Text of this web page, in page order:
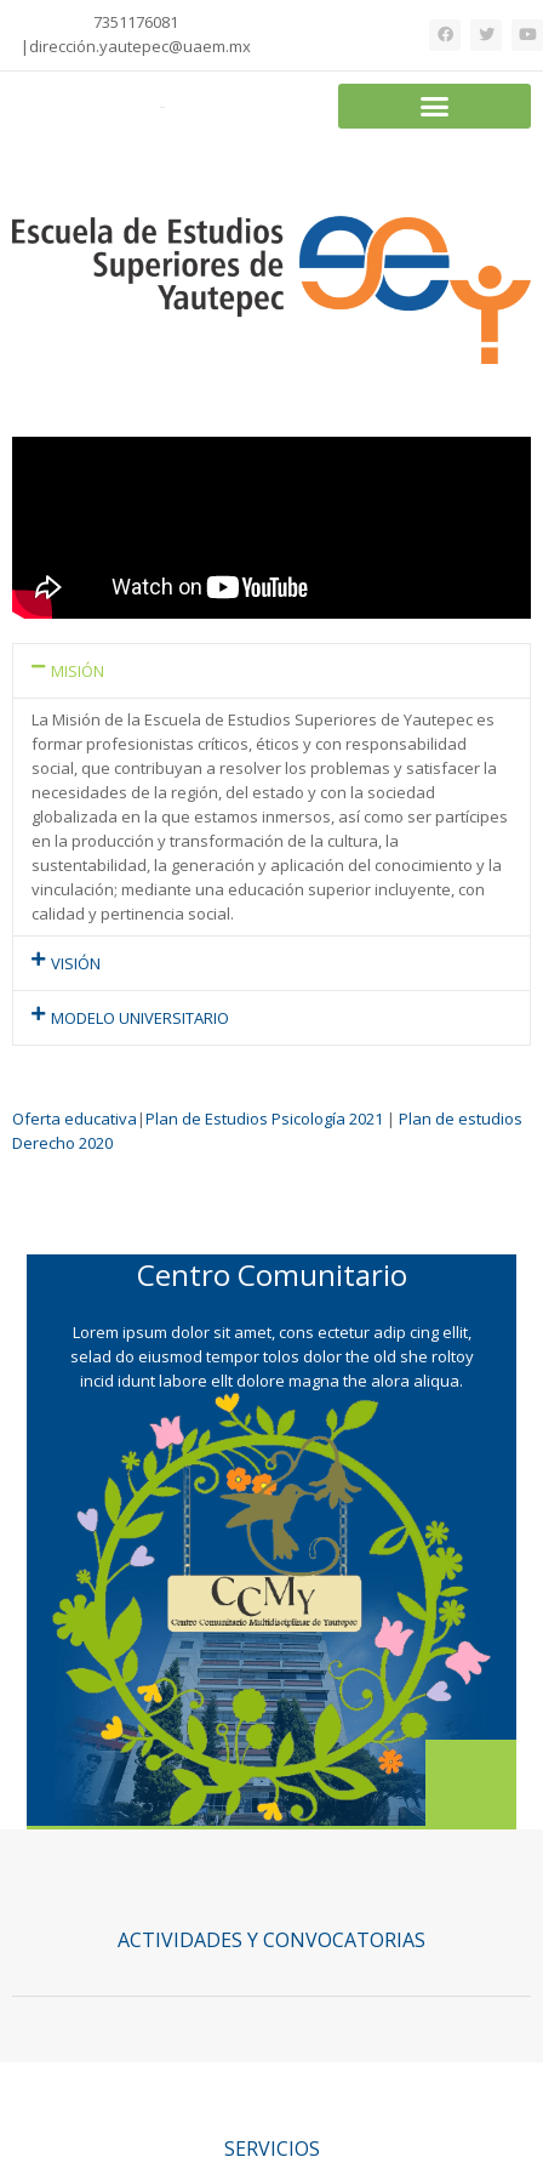
7351176081
|dirección.yautepec@uaem.mx
MISIÓN
La Misión de la Escuela de Estudios Superiores de Yautepec es
formar profesionistas críticos, éticos y con responsabilidad
social, que contribuyan a resolver los problemas y satisfacer la
necesidades de la región, del estado y con la sociedad
globalizada en la que estamos inmersos, así como ser partícipes
en la producción y transformación de la cultura, la
sustentabilidad, la generación y aplicación del conocimiento y la
vinculación; mediante una educación superior incluyente, con
calidad y pertinencia social.
VISIÓN
MODELO UNIVERSITARIO
Oferta educativa |Plan de Estudios Psicología 2021 | Plan de estudios
Derecho 2020
Centro Comunitario
Lorem ipsum dolor sit amet, cons ectetur adip cing ellit,
selad do eiusmod tempor tolos dolor the old she roltoy
incid idunt labore ellt dolore magna the alora aliqua.
ACTIVIDADES Y CONVOCATORIAS
SERVICIOS